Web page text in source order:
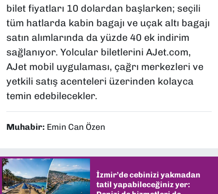
bilet fiyatları 10 dolardan başlarken; seçili
tüm hatlarda kabin bagajı ve uçak altı bagajı
satın alımlarında da yüzde 40 ek indirim
sağlanıyor. Yolcular biletlerini AJet.com,
AJet mobil uygulaması, çağrı merkezleri ve
yetkili satış acenteleri üzerinden kolayca
temin edebilecekler.
Muhabir: Emin Can Özen
İzmir’de cebinizi yakmadan
tatil yapabileceğiniz yer: